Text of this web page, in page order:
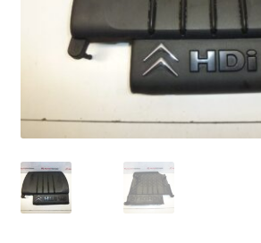
Paiements
Politique de confidentialité
Procédure de Réclamation